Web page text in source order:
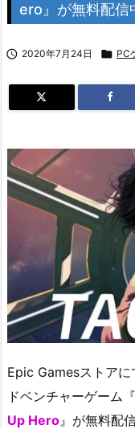
ero』が無料配
 2020年7月24日  PC
Epic Gamesストア
ドベンチャーゲーム『
Up Hero 』が無料配